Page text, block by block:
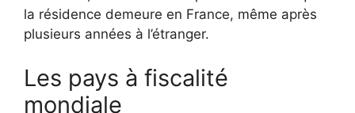
la résidence demeure en France, même après
plusieurs années à l’étranger.
Les pays à fiscalité
mondiale